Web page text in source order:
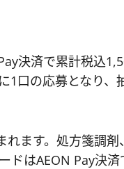
決済で累計税込
口の応募となり、
ます。処方箋調
ドはAEON Pay決